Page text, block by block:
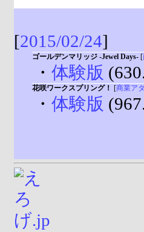
[2015/02/24]
ゴールデンマリッジ -Jewel Days- [
・ 体験版
花咲ワークスプリング！ [商業ア
・ 体験版